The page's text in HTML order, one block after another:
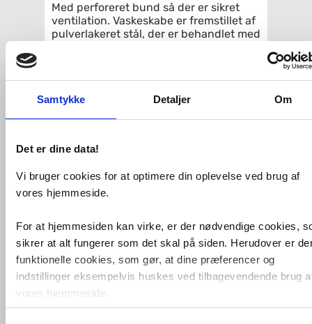
Samtykke Detaljer Om
Det er dine data!
Vi bruger cookies for at optimere din oplevelse ved brug af
vores hjemmeside.
For at hjemmesiden kan virke, er der nødvendige cookies,
sikrer at alt fungerer som det skal på siden. Herudover er
funktionelle cookies, som gør, at dine præferencer og
indstillinger eksempelvis huskes ved tilbagevendende brug
vores hjemmeside.
Med perforeret bund så der er sikret
ventilation. Vaskeskabe er fremstillet af
pulverlakeret stål, der er behandlet med
Skabet er forberedt til både ligeløbende
og vinkelløbende afløb.
10 års garanti.
Mål: B 500 x H 600 x D 450 mm
Centerafstand for møbelgreb: 128
mm
Materiale: Stål
Med 2 skuffer m. softclose
Inkl. vandlås og
monteringstilbehør